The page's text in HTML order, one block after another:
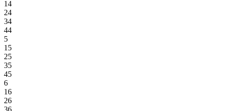
14
24
34
44
5
15
25
35
45
6
16
26
36